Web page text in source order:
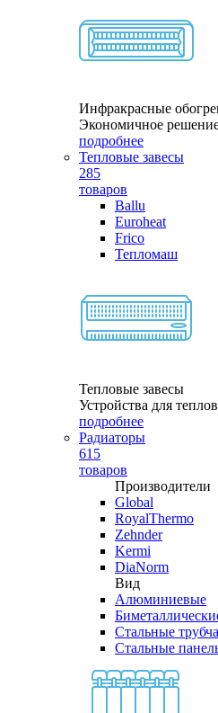
Инфракрасные
Экономичное
подробнее
Тепловые завесы
285
товаров
Ballu
Euroheat
Frico
Тепломаш
Тепловые завесы
Устройства для
подробнее
Радиаторы
615
товаров
Производители
Global
RoyalThermo
Zehnder
Kermi
DiaNorm
Вид
Алюминиевые
Стальные
Стальные